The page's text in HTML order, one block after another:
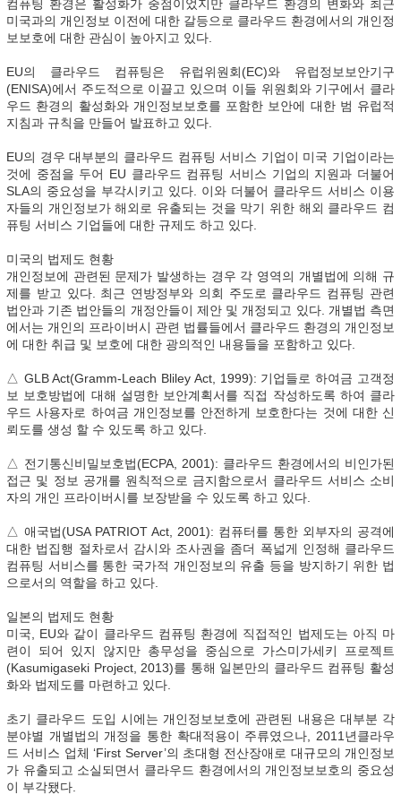
컴퓨팅 환경은 활성화가 중점이었지만 클라우드 환경의 변화와 최근
미국과의 개인정보 이전에 대한 갈등으로 클라우드 환경에서의 개인정
보보호에 대한 관심이 높아지고 있다.
EU의 클라우드 컴퓨팅은 유럽위원회(EC)와 유럽정보보안기구
(ENISA)에서 주도적으로 이끌고 있으며 이들 위원회와 기구에서 클라
우드 환경의 활성화와 개인정보보호를 포함한 보안에 대한 범 유럽적
지침과 규칙을 만들어 발표하고 있다.
EU의 경우 대부분의 클라우드 컴퓨팅 서비스 기업이 미국 기업이라는
것에 중점을 두어 EU 클라우드 컴퓨팅 서비스 기업의 지원과 더불어
SLA의 중요성을 부각시키고 있다. 이와 더불어 클라우드 서비스 이용
자들의 개인정보가 해외로 유출되는 것을 막기 위한 해외 클라우드 컴
퓨팅 서비스 기업들에 대한 규제도 하고 있다.
미국의 법제도 현황
개인정보에 관련된 문제가 발생하는 경우 각 영역의 개별법에 의해 규
제를 받고 있다. 최근 연방정부와 의회 주도로 클라우드 컴퓨팅 관련
법안과 기존 법안들의 개정안들이 제안 및 개정되고 있다. 개별법 측면
에서는 개인의 프라이버시 관련 법률들에서 클라우드 환경의 개인정보
에 대한 취급 및 보호에 대한 광의적인 내용들을 포함하고 있다.
△ GLB Act(Gramm-Leach Bliley Act, 1999): 기업들로 하여금 고객정
보 보호방법에 대해 설명한 보안계획서를 직접 작성하도록 하여 클라
우드 사용자로 하여금 개인정보를 안전하게 보호한다는 것에 대한 신
뢰도를 생성 할 수 있도록 하고 있다.
△ 전기통신비밀보호법(ECPA, 2001): 클라우드 환경에서의 비인가된
접근 및 정보 공개를 원칙적으로 금지함으로서 클라우드 서비스 소비
자의 개인 프라이버시를 보장받을 수 있도록 하고 있다.
△ 애국법(USA PATRIOT Act, 2001): 컴퓨터를 통한 외부자의 공격에
대한 법집행 절차로서 감시와 조사권을 좀더 폭넓게 인정해 클라우드
컴퓨팅 서비스를 통한 국가적 개인정보의 유출 등을 방지하기 위한 법
으로서의 역할을 하고 있다.
일본의 법제도 현황
미국, EU와 같이 클라우드 컴퓨팅 환경에 직접적인 법제도는 아직 마
련이 되어 있지 않지만 총무성을 중심으로 가스미가세키 프로젝트
(Kasumigaseki Project, 2013)를 통해 일본만의 클라우드 컴퓨팅 활성
화와 법제도를 마련하고 있다.
초기 클라우드 도입 시에는 개인정보보호에 관련된 내용은 대부분 각
분야별 개별법의 개정을 통한 확대적용이 주류였으나, 2011년클라우
드 서비스 업체 ‘First Server’의 초대형 전산장애로 대규모의 개인정보
가 유출되고 소실되면서 클라우드 환경에서의 개인정보보호의 중요성
이 부각됐다.